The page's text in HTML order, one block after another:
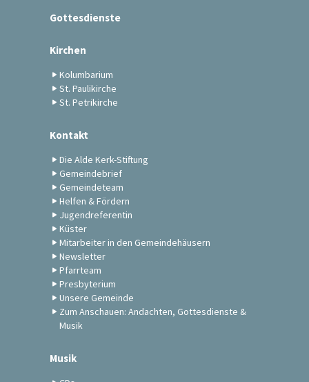
Gottesdienste
Kirchen
Kolumbarium
St. Paulikirche
St. Petrikirche
Kontakt
Die Alde Kerk-Stiftung
Gemeindebrief
Gemeindeteam
Helfen & Fördern
Jugendreferentin
Küster
Mitarbeiter in den Gemeindehäusern
Newsletter
Pfarrteam
Presbyterium
Unsere Gemeinde
Zum Anschauen: Andachten, Gottesdienste &
Musik
Musik